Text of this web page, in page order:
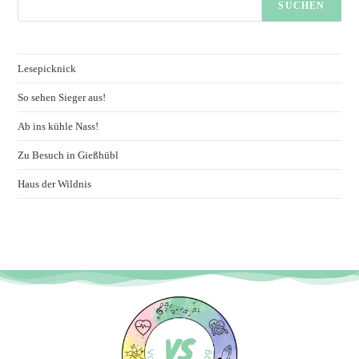
SUCHEN
Lesepicknick
So sehen Sieger aus!
Ab ins kühle Nass!
Zu Besuch in Gießhübl
Haus der Wildnis